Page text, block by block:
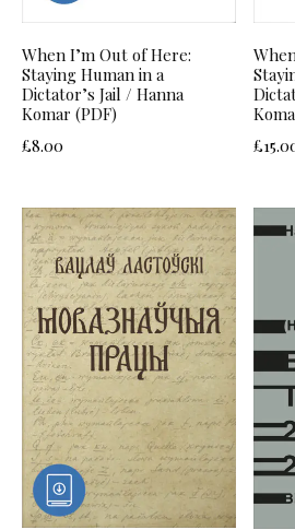
When I’m Out of Here:
Staying Human in a
Dictator’s Jail / Hanna
Komar (PDF)
£8.00
£